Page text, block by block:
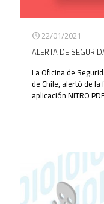
22/01/2021
ALERTA DE
La Oficina de
de Chile, alertó de
aplicación NITRO